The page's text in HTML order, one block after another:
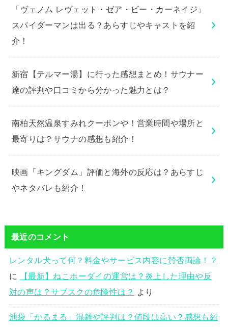
「ヴェノム レヴェット・ゼア・ビー・カーネイジ」
スパイダーマンは出る？あらすじやキャストを紹
介！
新宿【テルマー湯】に行った感想まとめ！サウナー
達の評判や口コミから分かった魅力とは？
南柏天然温泉すみれクーポンや！営業時間や場所と
最寄りは？サウナの感想も紹介！
映画「キングダム」評価と海外の反応は？あらすじ
やネタバレも紹介！
最近のコメント
レンタル犬って何？料金やサービス内容に賛否両論！？
に
【最新】ねこホーダイの運営は？炎上した理由や反
対の声は？サブスクの危険性は？
より
池袋「かるまる」混雑や評判は？値段は高い？感想も紹